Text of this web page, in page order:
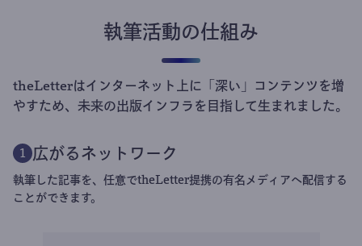
執筆活動の仕組み
theLetterはインターネット上に「深い」コンテンツを増
やすため、未来の出版インフラを目指して生まれました。
1 広がるネットワーク
執筆した記事を、任意でtheLetter提携の有名メディアへ配信する
ことができます。